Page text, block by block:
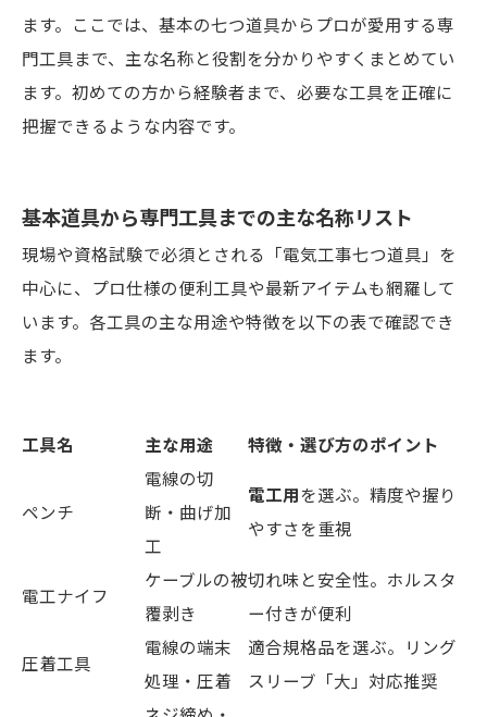
ます。ここでは、基本の七つ道具からプロが愛用する専
門工具まで、主な名称と役割を分かりやすくまとめてい
ます。初めての方から経験者まで、必要な工具を正確に
把握できるような内容です。
基本道具から専門工具までの主な名称リスト
現場や資格試験で必須とされる「電気工事七つ道具」を
中心に、プロ仕様の便利工具や最新アイテムも網羅して
います。各工具の主な用途や特徴を以下の表で確認でき
ます。
工具名 主な用途 特徴・選び方のポイント
ペンチ
電線の切
断・曲げ加
工
電工用を選ぶ。精度や握り
やすさを重視
電工ナイフ
ケーブルの被
覆剥き
切れ味と安全性。ホルスタ
ー付きが便利
圧着工具
電線の端末
処理・圧着
適合規格品を選ぶ。リング
スリーブ「大」対応推奨